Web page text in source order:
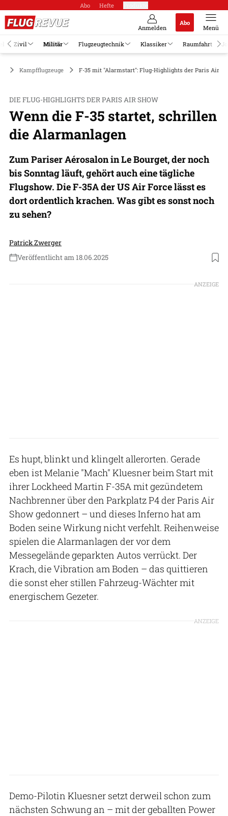
Abo Hefte
Anmelden
Abo
Menü
Zivil Militär Flugzeugtechnik Klassiker Raumfahrt
Kampfflugzeuge F-35 mit "Alarmstart": Flug-Highlights der Paris Air
DIE FLUG-HIGHLIGHTS DER PARIS AIR SHOW
Wenn die F-35 startet, schrillen
die Alarmanlagen
Zum Pariser Aérosalon in Le Bourget, der noch
bis Sonntag läuft, gehört auch eine tägliche
Flugshow. Die F-35A der US Air Force lässt es
dort ordentlich krachen. Was gibt es sonst noch
zu sehen?
Patrick Zwerger
Veröffentlicht am 18.06.2025
ANZEIGE
Es hupt, blinkt und klingelt allerorten. Gerade
eben ist Melanie "Mach" Kluesner beim Start mit
ihrer Lockheed Martin F-35A mit gezündetem
Nachbrenner über den Parkplatz P4 der Paris Air
Show gedonnert – und dieses Inferno hat am
Boden seine Wirkung nicht verfehlt. Reihenweise
spielen die Alarmanlagen der vor dem
Messegelände geparkten Autos verrückt. Der
Krach, die Vibration am Boden – das quittieren
die sonst eher stillen Fahrzeug-Wächter mit
energischem Gezeter.
ANZEIGE
Demo-Pilotin Kluesner setzt derweil schon zum
nächsten Schwung an – mit der geballten Power